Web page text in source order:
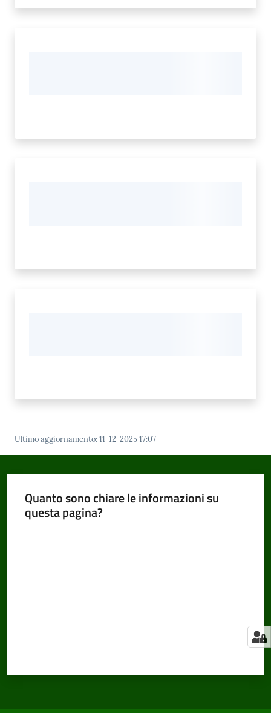
Ultimo aggiornamento:11-12-2025 17:07
Quanto sono chiare le informazioni su
questa pagina?